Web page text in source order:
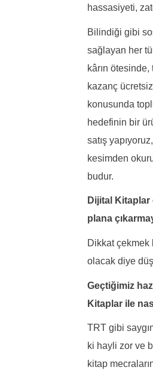
hassasiyeti,
Bilindiği gibi
sağlayan her
kârın
kazanç
konusunda
hedefinin bir
satış
kesimden
budur.
Dijital Kitaplar
plana
Dikkat çekmek
olacak diye
Geçtiğimiz
Kitaplar ile
TRT gibi
ki hayli zor ve
kitap